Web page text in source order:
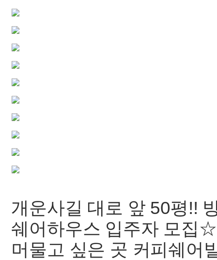
개운사길 대로 앞 50평!!
쉐어하우스 입주자 모집☆
머물고 싶은 곳 커피쉐어